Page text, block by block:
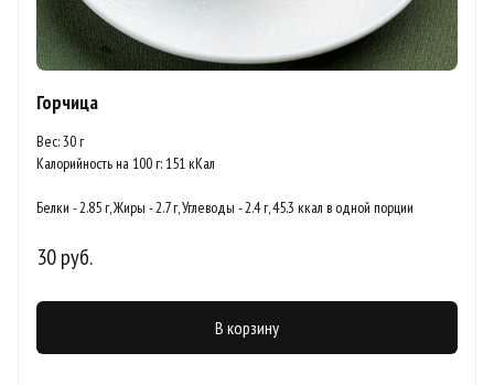
Горчица
Вес: 30 г
Калорийность на 100 г: 151 кКал
Белки - 2.85 г, Жиры - 2.7 г, Углеводы - 2.4 г, 45.3 ккал в одной порции
30 руб.
В корзину